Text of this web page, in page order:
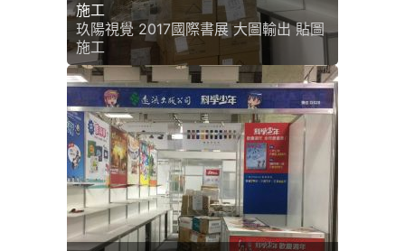
施工
玖陽視覺 2017國際書展 大圖輸出 貼圖
施工